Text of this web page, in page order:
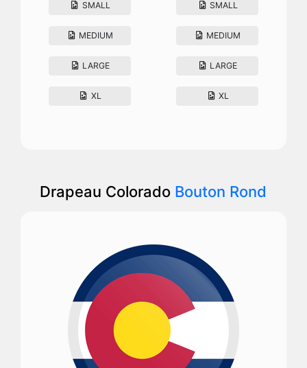
SMALL
MEDIUM
LARGE
XL
SMALL
MEDIUM
LARGE
XL
Drapeau Colorado Bouton Rond